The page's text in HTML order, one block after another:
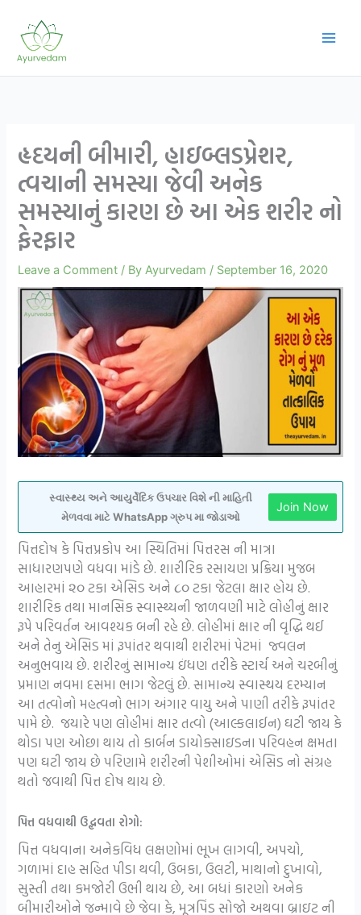
content
હૃદયની બીમારી, હાઇબ્લડપ્રેશર,
ત્વચાની સમસ્યા જેવી અનેક
સમસ્યાનું કારણ છે આ એક શરીર નો
ફેરફાર
Leave a Comment / ByAyurvedam / September 16, 2020
સ્વાસ્થ્ય અને આયુર્વેદિક ઉપચાર વિશે ની માહિતી
મેળવવા માટે WhatsApp ગ્રુપ મા જોડાઓ
Join Now
પિત્તદોષ કે પિત્તપ્રકોપ આ સ્થિતિમાં પિત્તરસ ની માત્રા
સાધારણપણે વધવા માંડે છે. શારીરિક રસાયણ પ્રક્રિયા મુજબ
આહારમાં ૨૦ ટકા એસિડ અને ૮૦ ટકા જેટલા ક્ષાર હોય છે.
શારીરિક તથા માનસિક સ્વાસ્થ્યની જાળવણી માટે લોહીનું ક્ષાર
રૂપે પરિવર્તન આવશ્યક બની રહે છે. લોહીમાં ક્ષાર ની વૃદ્ધિ થઈ
અને તેનુ એસિડ માં રૂપાંતર થવાથી શરીરમાં પેટમાં જ્વલન
અનુભવાય છે. શરીરનું સામાન્ય ઇંધણ તરીકે સ્ટાર્ચ અને ચરબીનું
પ્રમાણ નવમા દસમા ભાગ જેટલું છે. સામાન્ય સ્વાસ્થય દરમ્યાન
આ તત્વોનો મહત્વનો ભાગ અંગાર વાયુ અને પાણી તરીકે રૂપાંતર
પામે છે. જયારે પણ લોહીમાં ક્ષાર તત્વો (આલ્કલાઈન) ઘટી જાય કે
થોડા પણ ઓછા થાય તો કાર્બન ડાયોક્સાઇડના પરિવહન ક્ષમતા
પણ ઘટી જાય છે પરિણામે શરીરની પેશીઓમાં એસિડ નો સંગ્રહ
થતો જવાથી પિત્ત દોષ થાય છે.
પિત્ત વધવાથી ઉદ્ભવતા રોગો:
પિત્ત વધવાના અનેકવિધ લક્ષણોમાં ભૂખ લાગવી, અપચો,
ગળામાં દાહ સહિત પીડા થવી, ઉબકા, ઉલટી, માથાનો દુખાવો,
સુસ્તી તથા કમજોરી ઉભી થાય છે, આ બધાં કારણો અનેક
બીમારીઓને જન્માવે છે જેવા કે, મૂત્રપિંડ સોજો અથવા બ્રાઇટ ની